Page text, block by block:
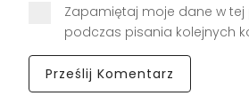
Zapamiętaj moje dane w
podczas pisania kolejnych